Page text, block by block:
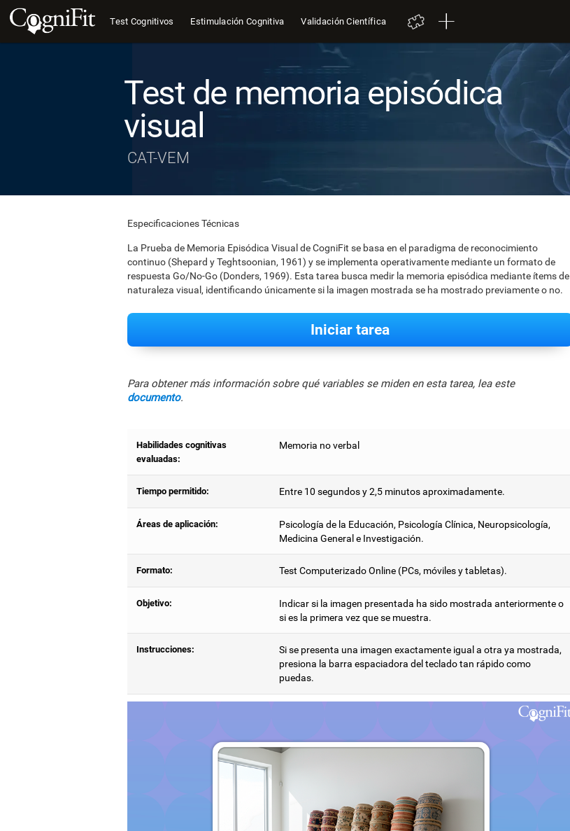
Test Cognitivos Estimulación Cognitiva Validación Científica
Test de memoria episódica
visual
CAT-VEM
Especificaciones Técnicas
La Prueba de Memoria Episódica Visual de CogniFit se basa en el paradigma de reconocimiento
continuo (Shepard y Teghtsoonian, 1961) y se implementa operativamente mediante un formato de
respuesta Go/No-Go (Donders, 1969). Esta tarea busca medir la memoria episódica mediante ítems de
naturaleza visual, identificando únicamente si la imagen mostrada se ha mostrado previamente o no.
Iniciar tarea
Para obtener más información sobre qué variables se miden en esta tarea, lea este
documento.
Habilidades cognitivas
evaluadas:
Memoria no verbal
Tiempo permitido: Entre 10 segundos y 2,5 minutos aproximadamente.
Áreas de aplicación:
Psicología de la Educación, Psicología Clínica, Neuropsicología,
Medicina General e Investigación.
Formato: Test Computerizado Online (PCs, móviles y tabletas).
Objetivo:
Indicar si la imagen presentada ha sido mostrada anteriormente o
si es la primera vez que se muestra.
Instrucciones:
Si se presenta una imagen exactamente igual a otra ya mostrada,
presiona la barra espaciadora del teclado tan rápido como
puedas.